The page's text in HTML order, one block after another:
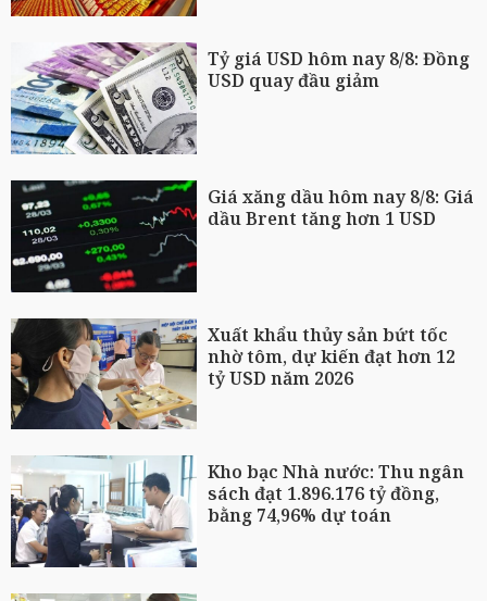
Tỷ giá USD hôm nay 8/8: Đồng
USD quay đầu giảm
Giá xăng dầu hôm nay 8/8: Giá
dầu Brent tăng hơn 1 USD
Xuất khẩu thủy sản bứt tốc
nhờ tôm, dự kiến đạt hơn 12
tỷ USD năm 2026
Kho bạc Nhà nước: Thu ngân
sách đạt 1.896.176 tỷ đồng,
bằng 74,96% dự toán